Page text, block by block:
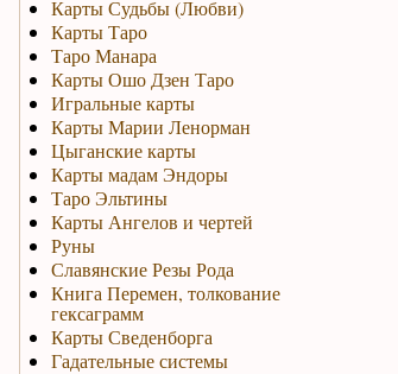
Карты Судьбы (Любви)
Карты Таро
Таро Манара
Карты Ошо Дзен Таро
Игральные карты
Карты Марии Ленорман
Цыганские карты
Карты мадам Эндоры
Таро Эльтины
Карты Ангелов и чертей
Руны
Славянские Резы Рода
Книга Перемен, толкование
гексаграмм
Карты Сведенборга
Гадательные системы